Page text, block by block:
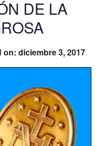
DE LA
on: diciembre 3, 2017